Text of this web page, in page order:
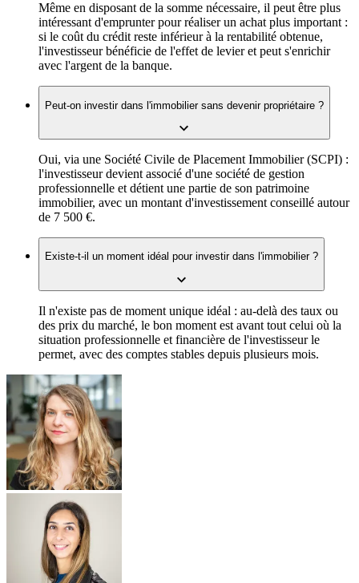
Même en disposant de la somme nécessaire, il peut être plus
intéressant d'emprunter pour réaliser un achat plus important :
si le coût du crédit reste inférieur à la rentabilité obtenue,
l'investisseur bénéficie de l'effet de levier et peut s'enrichir
avec l'argent de la banque.
Peut-on investir dans l'immobilier sans devenir propriétaire ?
Oui, via une Société Civile de Placement Immobilier (SCPI) :
l'investisseur devient associé d'une société de gestion
professionnelle et détient une partie de son patrimoine
immobilier, avec un montant d'investissement conseillé autour
de 7 500 €.
Existe-t-il un moment idéal pour investir dans l'immobilier ?
Il n'existe pas de moment unique idéal : au-delà des taux ou
des prix du marché, le bon moment est avant tout celui où la
situation professionnelle et financière de l'investisseur le
permet, avec des comptes stables depuis plusieurs mois.